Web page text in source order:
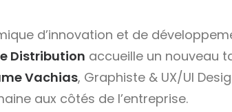
d’innovation et de
Distribution accueille un nouveau
Vachias, Graphiste & UX/UI
aux côtés de l’entreprise.